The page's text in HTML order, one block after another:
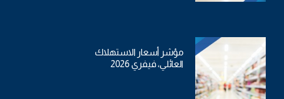
مؤشر أسعار الاستهلاك
العائلي، فيفري 2026